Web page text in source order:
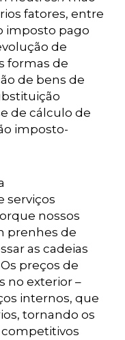
fatores, entre
imposto pago
de
formas de
de bens de
de cálculo de
imposto-
serviços
nossos
prenhes de
as cadeias
preços de
no exterior –
internos, que
tornando os